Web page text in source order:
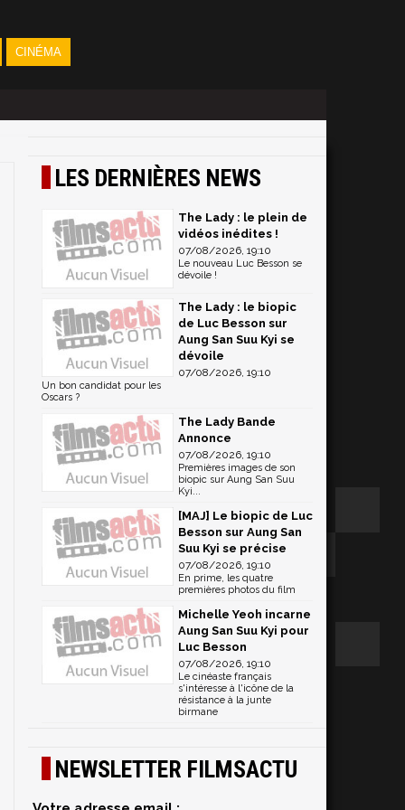
CINÉMA
LES DERNIÈRES NEWS
The Lady : le plein de
vidéos inédites !
07/08/2026, 19:10
Le nouveau Luc Besson se
dévoile !
The Lady : le biopic
de Luc Besson sur
Aung San Suu Kyi se
dévoile
07/08/2026, 19:10
Un bon candidat pour les
Oscars ?
The Lady Bande
Annonce
07/08/2026, 19:10
Premières images de son
biopic sur Aung San Suu
Kyi...
[MAJ] Le biopic de Luc
Besson sur Aung San
Suu Kyi se précise
07/08/2026, 19:10
En prime, les quatre
premières photos du film
Michelle Yeoh incarne
Aung San Suu Kyi pour
Luc Besson
07/08/2026, 19:10
Le cinéaste français
s'intéresse à l'icône de la
résistance à la junte
birmane
NEWSLETTER FILMSACTU